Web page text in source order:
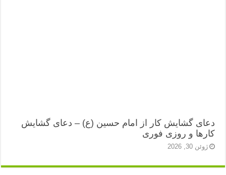
دعای گشایش کار از امام حسین (ع) – دعای گشایش
کارها و روزی فوری
ژوئن 30, 2026